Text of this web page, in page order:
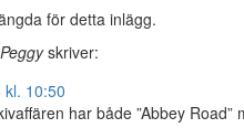
för detta inlägg.
skriver:
10:50
har både ”Abbey